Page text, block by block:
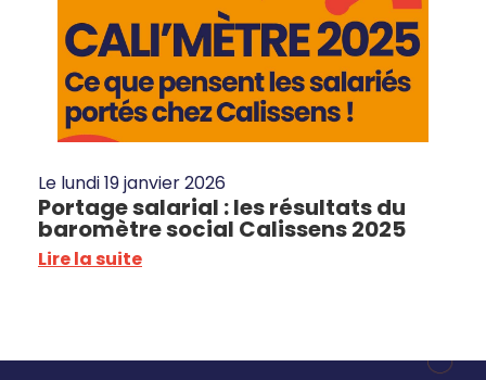
Le lundi 19 janvier 2026
Portage salarial : les résultats du
baromètre social Calissens 2025
Lire la suite